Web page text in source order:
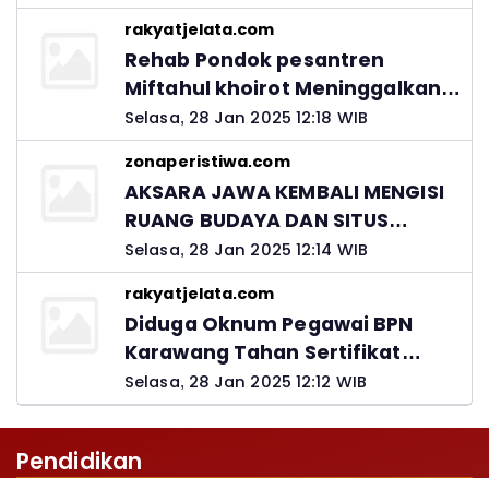
rakyatjelata.com
Rehab Pondok pesantren
Miftahul khoirot Meninggalkan
Hutang Ke Material, Mantan
Kadis PUPR Harus Bertanggung
Jawab
Selasa, 28 Jan 2025 12:18 WIB
zonaperistiwa.com
AKSARA JAWA KEMBALI MENGISI
RUANG BUDAYA DAN SITUS
LELUHUR NUSANTARA
Selasa, 28 Jan 2025 12:14 WIB
rakyatjelata.com
Diduga Oknum Pegawai BPN
Karawang Tahan Sertifikat
Pemohon PTSL
Selasa, 28 Jan 2025 12:12 WIB
Pendidikan